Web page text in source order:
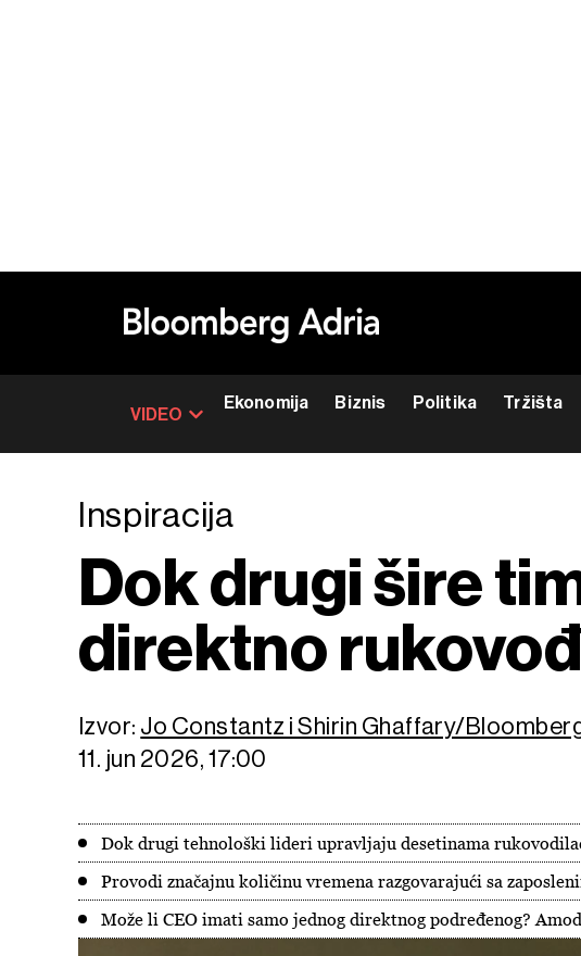
VIDEO
Ekonomija Biznis Politika Tržišta
Inspiracija
Dok drugi šire
direktno
Izvor: Jo Constantz i Shirin Ghaffary/
11. jun 2026, 17:00
Dok drugi tehnološki lideri upravljaju desetinama
Provodi značajnu količinu vremena razgovarajući sa
Može li CEO imati samo jednog direktnog podređenog?